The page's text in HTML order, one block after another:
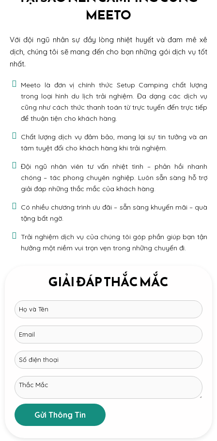
MEETO
Với đội ngũ nhân sự đầy lòng nhiệt huyết và đam mê xê
dịch, chúng tôi sẽ mang đến cho bạn những gói dịch vụ tốt
nhất.
Meeto là đơn vị chính thức Setup Camping chất lượng
trong loại hình du lịch trải nghiệm. Đa dạng các dịch vụ
cũng như cách thức thanh toán từ trực tuyến đến trực tiếp
để thuận tiện cho khách hàng.
Chất lượng dịch vụ đảm bảo, mang lại sự tin tưởng và an
tâm tuyệt đối cho khách hàng khi trải nghiệm.
Đội ngũ nhân viên tư vấn nhiệt tình – phản hồi nhanh
chóng – tác phong chuyên nghiệp. Luôn sẵn sàng hỗ trợ
giải đáp những thắc mắc của khách hàng.
Có nhiều chương trình ưu đãi – sẵn sàng khuyến mãi – quà
tặng bất ngờ.
Trải nghiệm dịch vụ của chúng tôi góp phần giúp bạn tận
hưởng một niềm vui trọn vẹn trong những chuyến đi.
GIẢI ĐÁP THẮC MẮC
Gửi Thông Tin